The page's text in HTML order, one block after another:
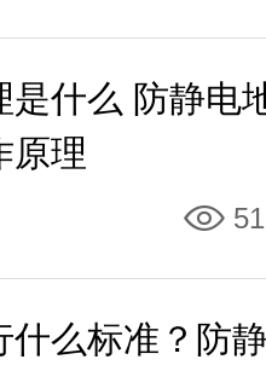
是什么 防静电
原理
什么标准？防